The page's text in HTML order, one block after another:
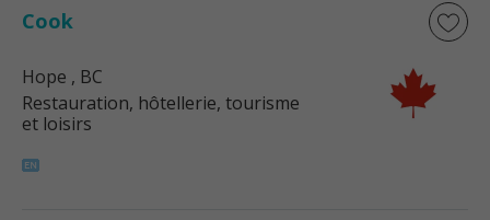
Cook
Hope , BC
Restauration, hôtellerie, tourisme
et loisirs